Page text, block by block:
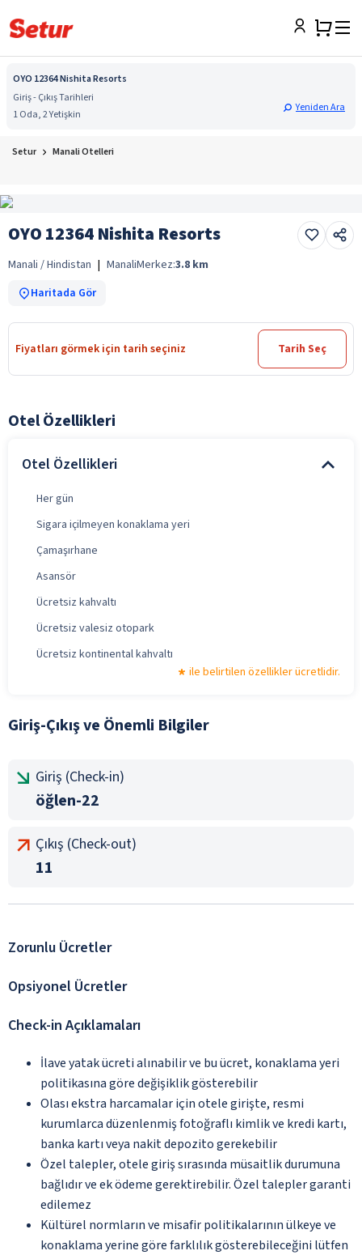
OYO 12364 Nishita Resorts
Giriş - Çıkış Tarihleri
1 Oda, 2 Yetişkin
Yeniden Ara
Setur Manali Otelleri
OYO 12364 Nishita Resorts
Manali / Hindistan | ManaliMerkez:3.8 km
Haritada Gör
Fiyatları görmek için tarih seçiniz Tarih Seç
Otel Özellikleri
Otel Özellikleri
Her gün
Sigara içilmeyen konaklama yeri
Çamaşırhane
Asansör
Ücretsiz kahvaltı
Ücretsiz valesiz otopark
Ücretsiz kontinental kahvaltı
ile belirtilen özellikler ücretlidir.
Giriş-Çıkış ve Önemli Bilgiler
Giriş (Check-in)
öğlen-22
Çıkış (Check-out)
11
Zorunlu Ücretler
Opsiyonel Ücretler
Check-in Açıklamaları
İlave yatak ücreti alınabilir ve bu ücret, konaklama yeri
politikasına göre değişiklik gösterebilir
Olası ekstra harcamalar için otele girişte, resmi
kurumlarca düzenlenmiş fotoğraflı kimlik ve kredi kartı,
banka kartı veya nakit depozito gerekebilir
Özel talepler, otele giriş sırasında müsaitlik durumuna
bağlıdır ve ek ödeme gerektirebilir. Özel talepler garanti
edilemez
Kültürel normların ve misafir politikalarının ülkeye ve
konaklama yerine göre farklılık gösterebileceğini lütfen